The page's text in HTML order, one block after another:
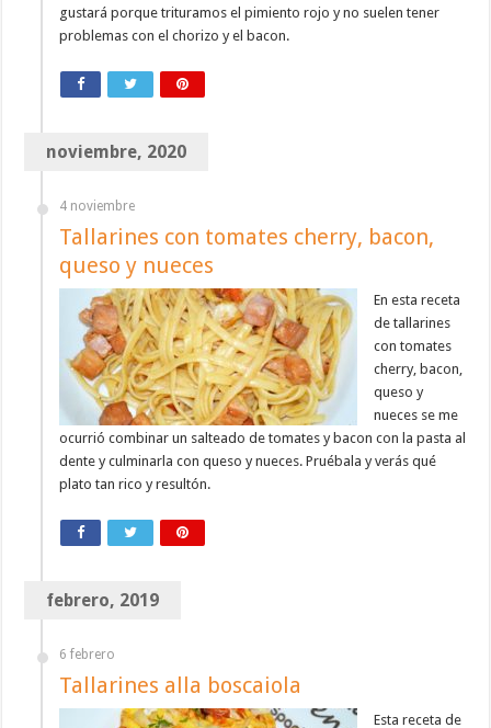
gustará porque trituramos el pimiento rojo y no suelen tener
problemas con el chorizo y el bacon.
noviembre, 2020
4 noviembre
Tallarines con tomates cherry, bacon,
queso y nueces
En esta receta
de tallarines
con tomates
cherry, bacon,
queso y
nueces se me
ocurrió combinar un salteado de tomates y bacon con la pasta al
dente y culminarla con queso y nueces. Pruébala y verás qué
plato tan rico y resultón.
febrero, 2019
6 febrero
Tallarines alla boscaiola
Esta receta de